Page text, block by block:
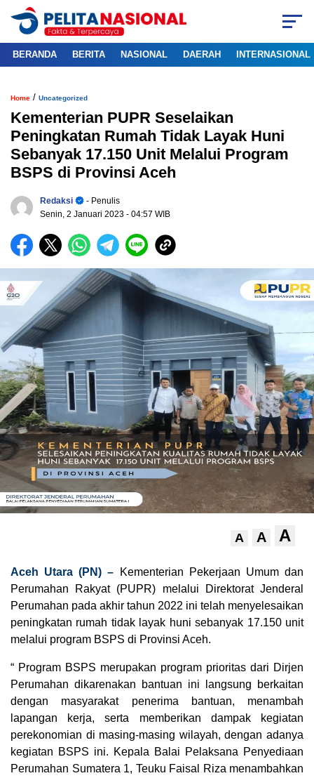
BERANDA BERITA NASIONAL DAERAH INTERNASIONAL
Home / Uncategorized
Kementerian PUPR Seselaikan
Peningkatan Rumah Tidak Layak Huni
Sebanyak 17.150 Unit Melalui Program
BSPS di Provinsi Aceh
Redaksi
- Penulis
Senin, 2 Januari 2023 - 04:57 WIB
A A A
Aceh Utara (PN) –
Kementerian Pekerjaan Umum dan
Perumahan Rakyat (PUPR) melalui Direktorat Jenderal
Perumahan pada akhir tahun 2022 ini telah menyelesaikan
peningkatan rumah tidak layak huni sebanyak 17.150 unit
melalui program BSPS di Provinsi Aceh.
“ Program BSPS merupakan program prioritas dari Dirjen
Perumahan dikarenakan bantuan ini langsung berkaitan
dengan masyarakat penerima bantuan, menambah
lapangan kerja, serta memberikan dampak kegiatan
perekonomian di masing-masing wilayah, dengan adanya
kegiatan BSPS ini. Kepala Balai Pelaksana Penyediaan
Perumahan Sumatera 1, Teuku Faisal Riza menambahkan